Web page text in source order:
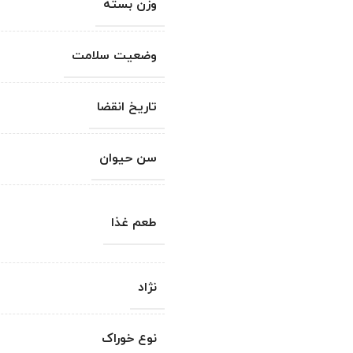
وزن بسته
وضعیت سلامت
تاریخ انقضا
سن حیوان
طعم غذا
نژاد
نوع خوراک